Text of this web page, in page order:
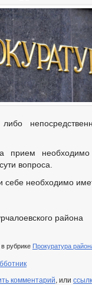
прием
вопроса.
себе необходимо
района
рубрике Прокуратура
комментарий, или